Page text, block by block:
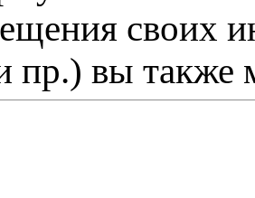
своих
пр.) вы также